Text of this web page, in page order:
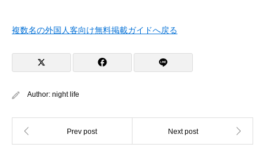
複数名の外国人客向け無料掲載ガイドへ戻る
Author: night life